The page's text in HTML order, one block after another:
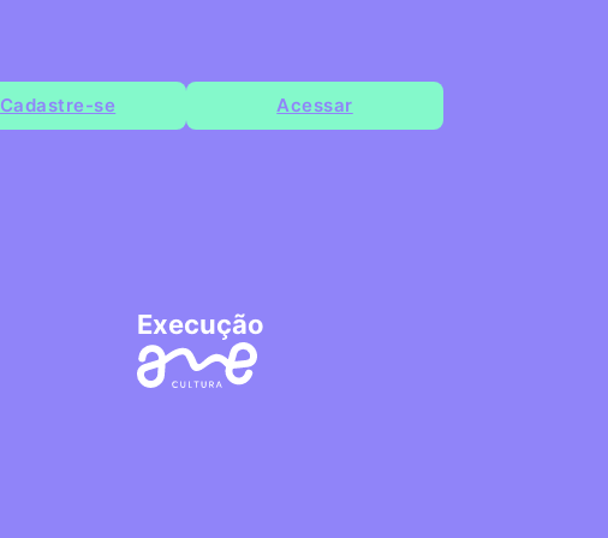
Cadastre-se Acessar
Execução